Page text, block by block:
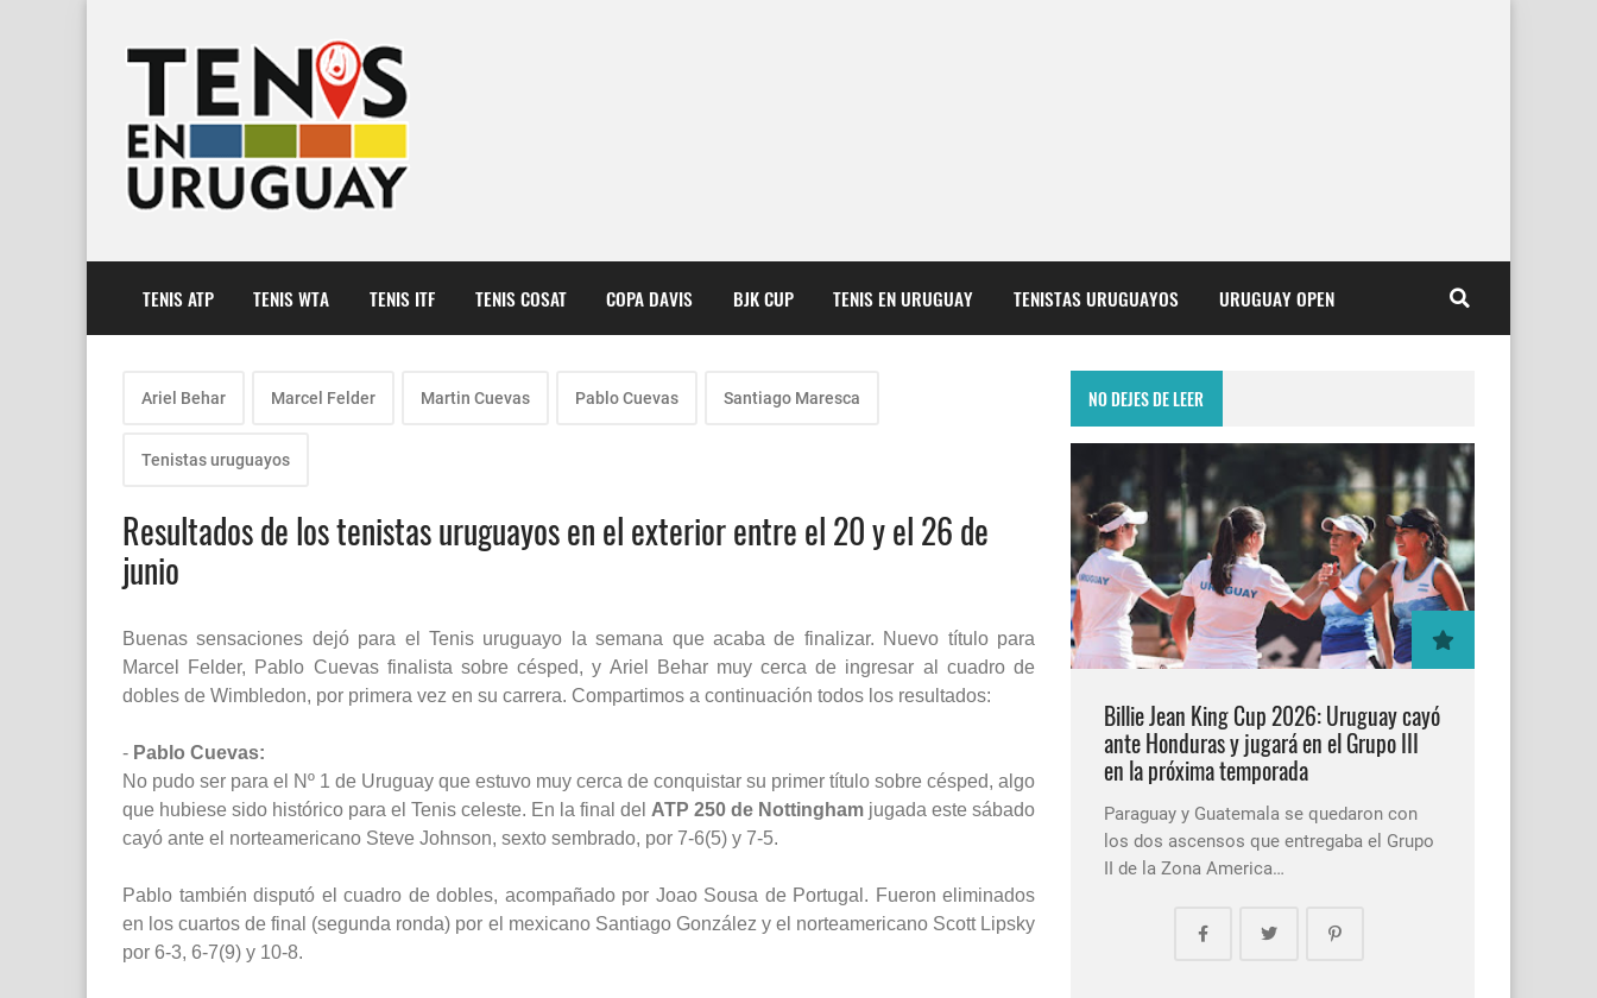
TENIS ATP TENIS WTA TENIS ITF TENIS COSAT COPA DAVIS BJK CUP TENIS EN URUGUAY TENISTAS URUGUAYOS URUGUAY OPEN
Ariel Behar Marcel Felder Martin Cuevas Pablo Cuevas Santiago Maresca
Tenistas uruguayos
Resultados de los tenistas uruguayos en el exterior entre el 20 y el 26 de
junio
Buenas sensaciones dejó para el Tenis uruguayo la semana que acaba de finalizar. Nuevo título para
Marcel Felder, Pablo Cuevas finalista sobre césped, y Ariel Behar muy cerca de ingresar al cuadro de
dobles de Wimbledon, por primera vez en su carrera. Compartimos a continuación todos los resultados:
- Pablo Cuevas:
No pudo ser para el Nº 1 de Uruguay que estuvo muy cerca de conquistar su primer título sobre césped, algo
que hubiese sido histórico para el Tenis celeste. En la final del ATP 250 de Nottingham jugada este sábado
cayó ante el norteamericano Steve Johnson, sexto sembrado, por 7-6(5) y 7-5.
Pablo también disputó el cuadro de dobles, acompañado por Joao Sousa de Portugal. Fueron eliminados
en los cuartos de final (segunda ronda) por el mexicano Santiago González y el norteamericano Scott Lipsky
por 6-3, 6-7(9) y 10-8.
NO DEJES DE LEER
Billie Jean King Cup 2026: Uruguay cayó
ante Honduras y jugará en el Grupo III
en la próxima temporada
Paraguay y Guatemala se quedaron con
los dos ascensos que entregaba el Grupo
II de la Zona America…